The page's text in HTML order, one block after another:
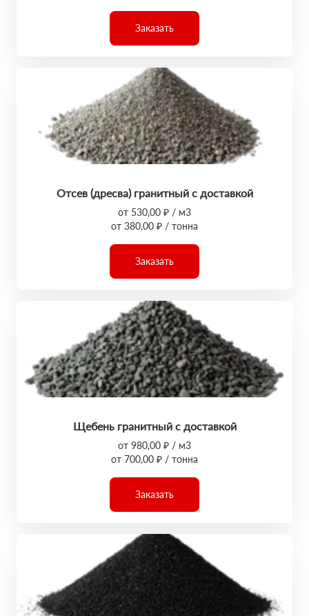
Заказать
Отсев (дресва) гранитный с доставкой
от 530,00 ₽ / м3
от 380,00 ₽ / тонна
Заказать
Щебень гранитный с доставкой
от 980,00 ₽ / м3
от 700,00 ₽ / тонна
Заказать